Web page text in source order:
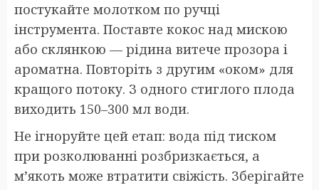
постукайте молотком по ручці
інструмента. Поставте кокос над мискою
або склянкою — рідина витече прозора і
ароматна. Повторіть з другим «оком» для
кращого потоку. З одного стиглого плода
виходить 150–300 мл води.
Не ігноруйте цей етап: вода під тиском
при розколюванні розбризкається, а
м’якоть може втратити свіжість. Зберігайте